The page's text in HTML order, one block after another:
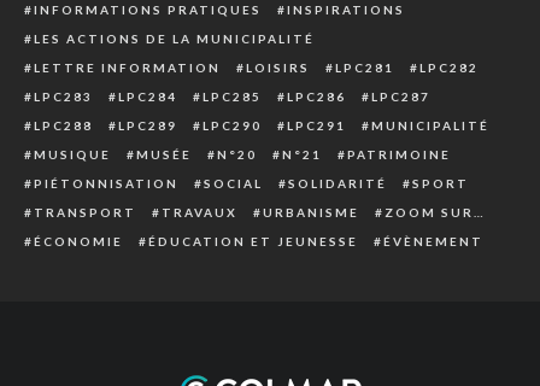
INFORMATIONS PRATIQUES
INSPIRATIONS
LES ACTIONS DE LA MUNICIPALITÉ
LETTRE INFORMATION
LOISIRS LPC281
LPC282
LPC283
LPC284 LPC285 LPC286
LPC287
LPC288
LPC289 LPC290 LPC291
MUNICIPALITÉ
MUSIQUE
MUSÉE N°20 N°21
PATRIMOINE
PIÉTONNISATION
SOCIAL SOLIDARITÉ
SPORT
TRANSPORT
TRAVAUX URBANISME
ZOOM SUR…
ÉCONOMIE
ÉDUCATION ET JEUNESSE ÉVÈNEMENT